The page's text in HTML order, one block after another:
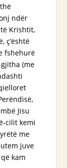
ndër
Krishtit,
, ç’është
fshehurë
(me
Jisu
cilit kemi
me
juve
kam